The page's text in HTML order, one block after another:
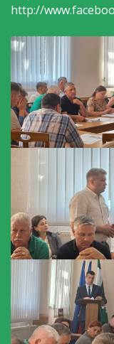
Activitatea
primăriei
Instituții
IET
Lăstărel
IET
Guguță
IET
Școala
http://